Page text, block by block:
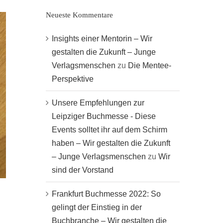
Neueste Kommentare
Insights einer Mentorin – Wir
gestalten die Zukunft – Junge
Verlagsmenschen zu Die Mentee-
Perspektive
Unsere Empfehlungen zur
Leipziger Buchmesse - Diese
Events solltet ihr auf dem Schirm
haben – Wir gestalten die Zukunft
– Junge Verlagsmenschen zu Wir
sind der Vorstand
Frankfurt Buchmesse 2022: So
gelingt der Einstieg in der
Buchbranche – Wir gestalten die